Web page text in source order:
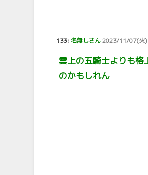
133:名無しさん2023/11/07(火
雲上の五騎士よりも
のかもしれん